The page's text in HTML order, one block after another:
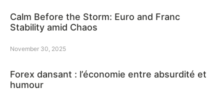
Calm Before the Storm: Euro and Franc
Stability amid Chaos
November 30, 2025
Forex dansant : l’économie entre absurdité et
humour